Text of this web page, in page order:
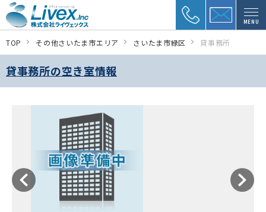
MENU
TOP その他さいたま市エリア さいたま市緑区 貸事務所
貸事務所の空き室情報